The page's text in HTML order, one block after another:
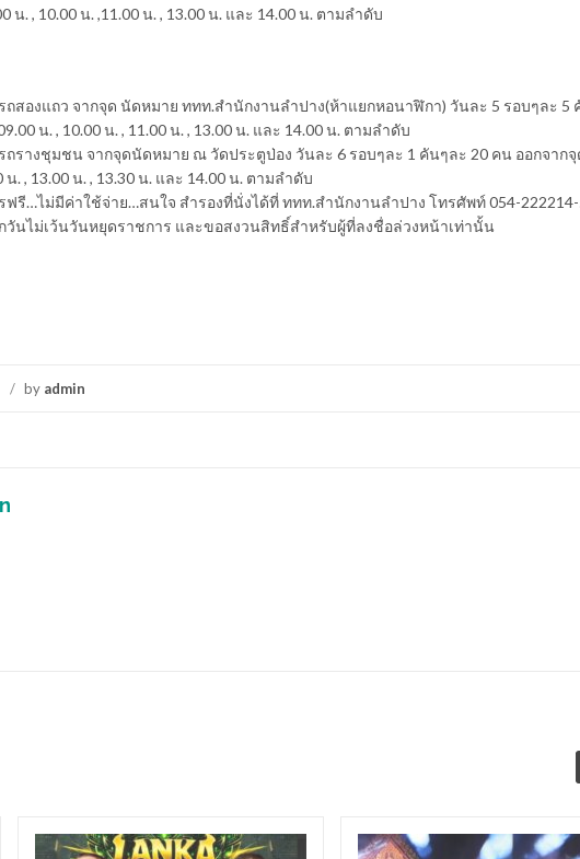
น. , 10.00 น. ,11.00 น. , 13.00 น. และ 14.00 น. ตามลำดับ
ถสองแถว จากจุด นัดหมาย ททท.สำนักงานลำปาง(ห้าแยกหอนาฬิกา) วันละ 5 รอบๆละ 5
น. , 10.00 น. , 11.00 น. , 13.00 น. และ 14.00 น. ตามลำดับ
ถรางชุมชน จากจุดนัดหมาย ณ วัดประตูป่อง วันละ 6 รอบๆละ 1 คันๆละ 20 คน ออกจาก
น. , 13.00 น. , 13.30 น. และ 14.00 น. ตามลำดับ
ฟรี…ไม่มีค่าใช้จ่าย…สนใจ สำรองที่นั่งได้ที่ ททท.สำนักงานลำปาง โทรศัพท์ 054-
กวันไม่เว้นวันหยุดราชการ และขอสงวนสิทธิ์สำหรับผู้ที่ลงชื่อล่วงหน้าเท่านั้น
/ by admin